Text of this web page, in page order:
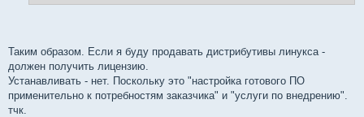
Таким образом. Если я буду продавать дистрибутивы линукса -
должен получить лицензию.
Устанавливать - нет. Поскольку это "настройка готового ПО
применительно к потребностям заказчика" и "услуги по внедрению".
тчк.